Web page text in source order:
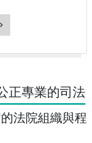
正專業的司法
法院組織與程